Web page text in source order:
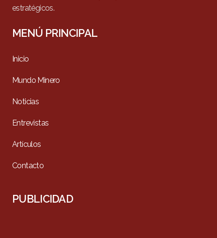
estratégicos.
MENÚ PRINCIPAL
Inicio
Mundo Minero
Noticias
Entrevistas
Artículos
Contacto
PUBLICIDAD